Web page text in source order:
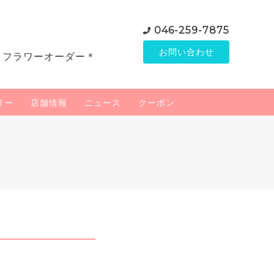
ラワーオーダー＊
046-259-7875
お問い合わせ
ー 店舗情報 ニュース クーポン